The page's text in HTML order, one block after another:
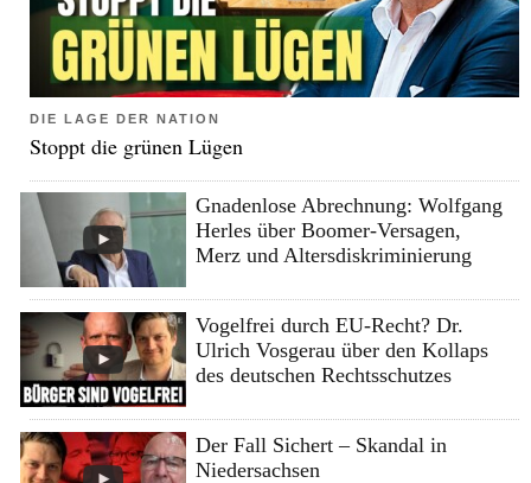
DIE LAGE DER NATION
Stoppt die grünen Lügen
Gnadenlose Abrechnung: Wolfgang
Herles über Boomer-Versagen,
Merz und Altersdiskriminierung
Vogelfrei durch EU-Recht? Dr.
Ulrich Vosgerau über den Kollaps
des deutschen Rechtsschutzes
Der Fall Sichert – Skandal in
Niedersachsen